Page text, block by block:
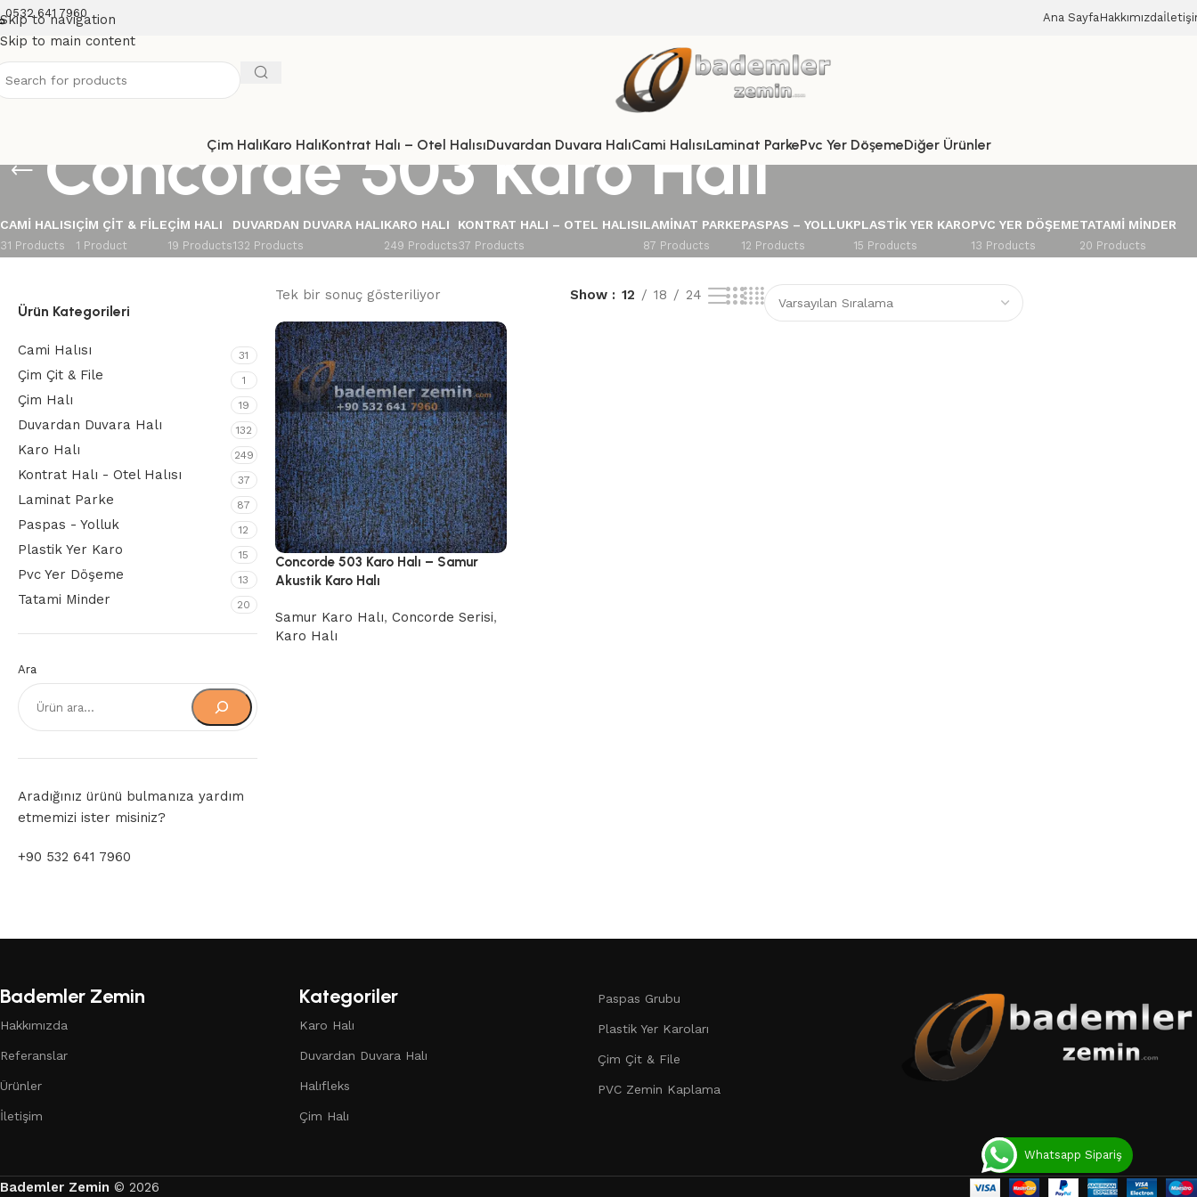
Skip to navigation
Skip to main content
0532 641 7960 Ana SayfaHakkımızda
Çim HalıKaro HalıKontrat Halı – Otel HalısıDuvardan Duvara HalıCami HalısıLaminat ParkePvc Yer DöşemeDiğer Ürünler
Concorde 503 Karo Halı
CAMI HALISI
31 Products
ÇIM ÇIT & FILE
1 Product
ÇIM HALI
19 Products
DUVARDAN DUVARA HALI
132 Products
KARO HALI
249 Products
KONTRAT HALI – OTEL HALISI
37 Products
LAMINAT PARKE
87 Products
PASPAS – YOLLUK
12 Products
PLASTIK YER KARO
15 Products
PVC YER DÖŞEME
13 Products
TATAMI MINDER
20 Products
Ürün Kategorileri
Cami Halısı 31
Çim Çit & File 1
Çim Halı 19
Duvardan Duvara Halı 132
Karo Halı 249
Kontrat Halı - Otel Halısı 37
Laminat Parke 87
Paspas - Yolluk 12
Plastik Yer Karo 15
Pvc Yer Döşeme 13
Tatami Minder 20
Ara
Aradığınız ürünü bulmanıza yardım
etmemizi ister misiniz?
+90 532 641 7960
Tek bir sonuç gösteriliyor Show 12 18 24
Concorde 503 Karo Halı – Samur
Akustik Karo Halı
Samur Karo Halı, Concorde Serisi,
Karo Halı
Bademler Zemin
Hakkımızda
Referanslar
Ürünler
İletişim
Kategoriler
Karo Halı
Duvardan Duvara Halı
Halıfleks
Çim Halı
Paspas Grubu
Plastik Yer Karoları
Çim Çit & File
PVC Zemin Kaplama
Bademler Zemin © 2026
Whatsapp Sipariş